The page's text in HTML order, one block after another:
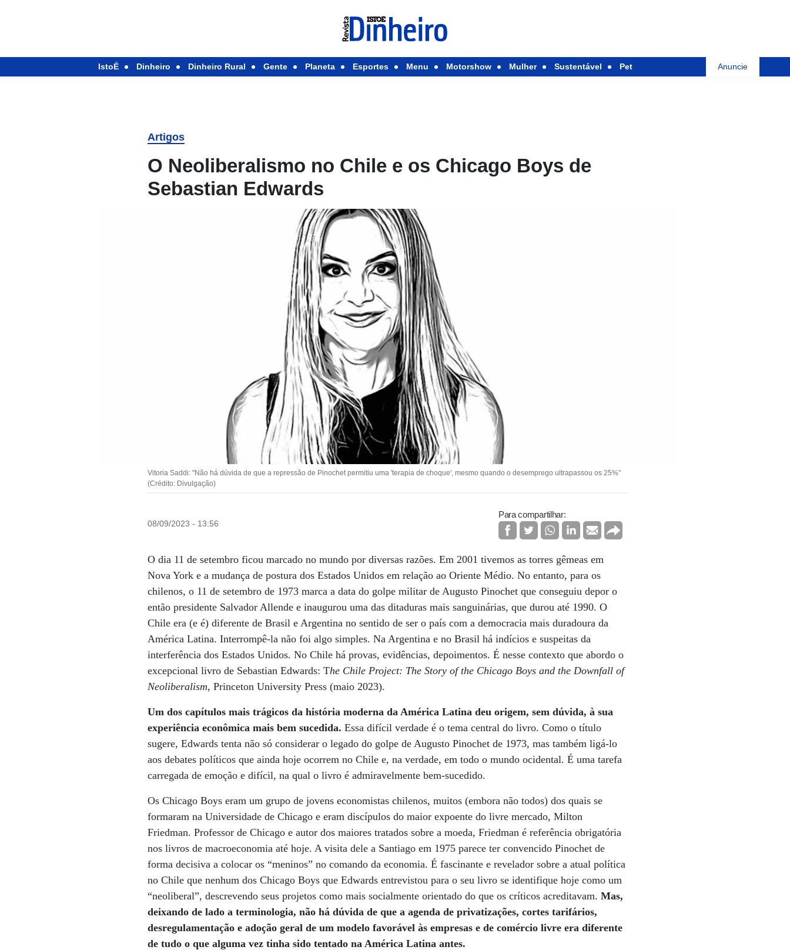
IstoÉ Dinheiro Dinheiro Rural Gente Planeta Esportes Menu Motorshow Mulher Sustentável Pet Anuncie
Artigos
O Neoliberalismo no Chile e os Chicago Boys de
Sebastian Edwards
Vitoria Saddi: "Não há dúvida de que a repressão de Pinochet permitiu uma 'terapia de choque', mesmo quando o desemprego ultrapassou os 25%"
(Crédito: Divulgação)
08/09/2023 - 13:56
Para compartilhar:
O dia 11 de setembro ficou marcado no mundo por diversas razões. Em 2001 tivemos as torres gêmeas em
Nova York e a mudança de postura dos Estados Unidos em relação ao Oriente Médio. No entanto, para os
chilenos, o 11 de setembro de 1973 marca a data do golpe militar de Augusto Pinochet que conseguiu depor o
então presidente Salvador Allende e inaugurou uma das ditaduras mais sanguinárias, que durou até 1990. O
Chile era (e é) diferente de Brasil e Argentina no sentido de ser o país com a democracia mais duradoura da
América Latina. Interrompê-la não foi algo simples. Na Argentina e no Brasil há indícios e suspeitas da
interferência dos Estados Unidos. No Chile há provas, evidências, depoimentos. É nesse contexto que abordo o
excepcional livro de Sebastian Edwards: The Chile Project: The Story of the Chicago Boys and the Downfall of
Neoliberalism, Princeton University Press (maio 2023).
Um dos capítulos mais trágicos da história moderna da América Latina deu origem, sem dúvida, à sua
experiência econômica mais bem sucedida. Essa difícil verdade é o tema central do livro. Como o título
sugere, Edwards tenta não só considerar o legado do golpe de Augusto Pinochet de 1973, mas também ligá-lo
aos debates políticos que ainda hoje ocorrem no Chile e, na verdade, em todo o mundo ocidental. É uma tarefa
carregada de emoção e difícil, na qual o livro é admiravelmente bem-sucedido.
Os Chicago Boys eram um grupo de jovens economistas chilenos, muitos (embora não todos) dos quais se
formaram na Universidade de Chicago e eram discípulos do maior expoente do livre mercado, Milton
Friedman. Professor de Chicago e autor dos maiores tratados sobre a moeda, Friedman é referência obrigatória
nos livros de macroeconomia até hoje. A visita dele a Santiago em 1975 parece ter convencido Pinochet de
forma decisiva a colocar os “meninos” no comando da economia. É fascinante e revelador sobre a atual política
no Chile que nenhum dos Chicago Boys que Edwards entrevistou para o seu livro se identifique hoje como um
“neoliberal”, descrevendo seus projetos como mais socialmente orientado do que os críticos acreditavam. Mas,
deixando de lado a terminologia, não há dúvida de que a agenda de privatizações, cortes tarifários,
desregulamentação e adoção geral de um modelo favorável às empresas e de comércio livre era diferente
de tudo o que alguma vez tinha sido tentado na América Latina antes.